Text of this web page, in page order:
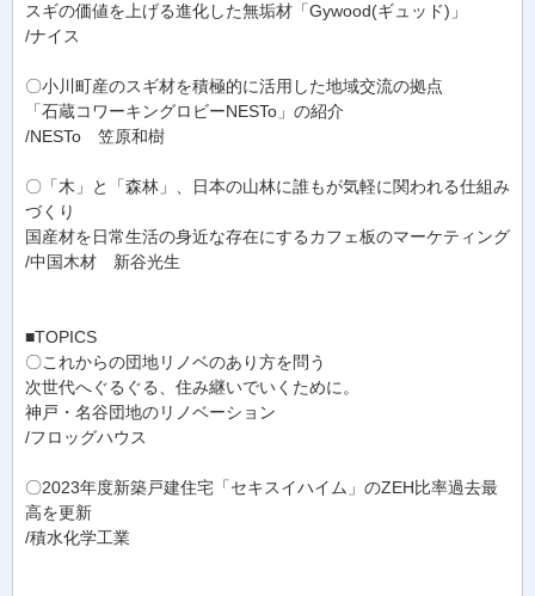
スギの価値を上げる進化した無垢材「Gywood(ギュッド)」
/ナイス
〇小川町産のスギ材を積極的に活用した地域交流の拠点
「石蔵コワーキングロビーNESTo」の紹介
/NESTo 笠原和樹
〇「木」と「森林」、日本の山林に誰もが気軽に関われる仕組み
づくり
国産材を日常生活の身近な存在にするカフェ板のマーケティング
/中国木材 新谷光生
■TOPICS
〇これからの団地リノベのあり方を問う
次世代へぐるぐる、住み継いでいくために。
神戸・名谷団地のリノベーション
/フロッグハウス
〇2023年度新築戸建住宅「セキスイハイム」のZEH比率過去最
高を更新
/積水化学工業